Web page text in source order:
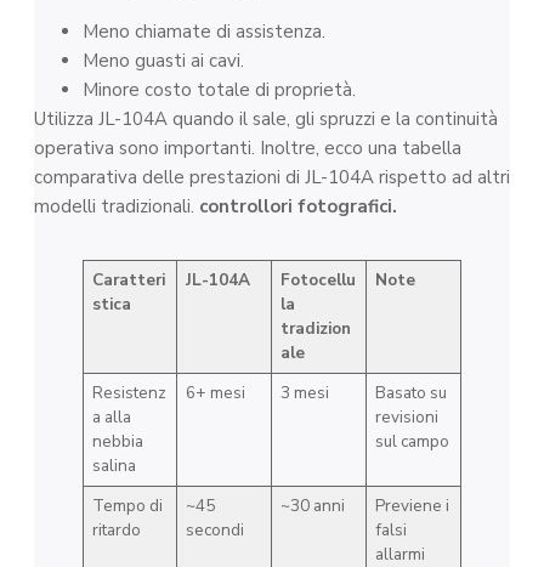
Meno chiamate di assistenza.
Meno guasti ai cavi.
Minore costo totale di proprietà.
Utilizza JL-104A quando il sale, gli spruzzi e la continuità
operativa sono importanti. Inoltre, ecco una tabella
comparativa delle prestazioni di JL-104A rispetto ad altri
modelli tradizionali. controllori fotografici.
Caratteri
stica
JL-104A
Fotocellu
la
tradizion
ale
Note
Resistenz
a alla
nebbia
salina
6+ mesi 3 mesi
Basato su
revisioni
sul campo
Tempo di
ritardo
~45
secondi
~30 anni
Previene i
falsi
allarmi